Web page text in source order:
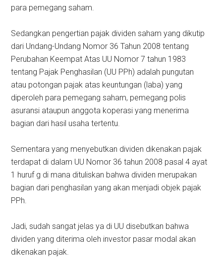
para pemegang saham.
Sedangkan pengertian pajak dividen saham yang dikutip
dari Undang-Undang Nomor 36 Tahun 2008 tentang
Perubahan Keempat Atas UU Nomor 7 tahun 1983
tentang Pajak Penghasilan (UU PPh) adalah pungutan
atau potongan pajak atas keuntungan (laba) yang
diperoleh para pemegang saham, pemegang polis
asuransi ataupun anggota koperasi yang menerima
bagian dari hasil usaha tertentu.
Sementara yang menyebutkan dividen dikenakan pajak
terdapat di dalam UU Nomor 36 tahun 2008 pasal 4 ayat
1 huruf g di mana dituliskan bahwa dividen merupakan
bagian dari penghasilan yang akan menjadi objek pajak
PPh.
Jadi, sudah sangat jelas ya di UU disebutkan bahwa
dividen yang diterima oleh investor pasar modal akan
dikenakan pajak.